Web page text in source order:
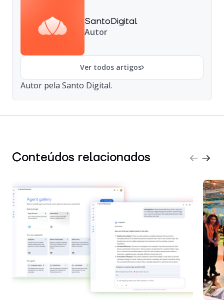
SantoDigital
Autor
Ver todos artigos
Autor pela Santo Digital.
Conteúdos relacionados